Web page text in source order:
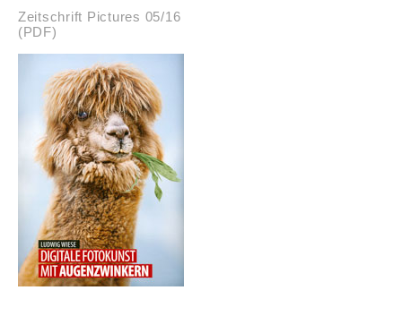
Zeitschrift Pictures 05/16
(PDF)